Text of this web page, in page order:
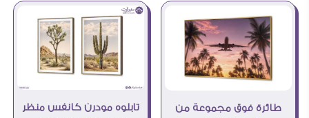
طائرة فوق مجموعة من
تابلوه مودرن كانفس منظر